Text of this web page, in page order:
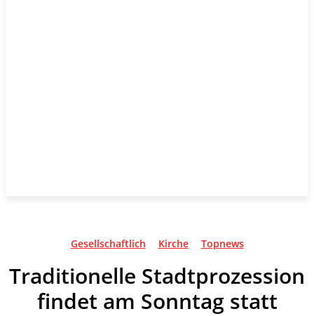
Gesellschaftlich Kirche Topnews
Traditionelle Stadtprozession
findet am Sonntag statt